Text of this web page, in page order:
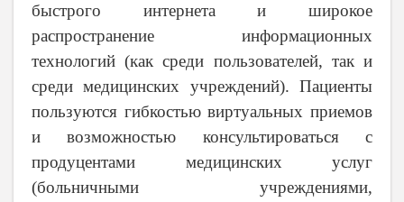
быстрого интернета и широкое
распространение информационных
технологий (как среди пользователей, так и
среди медицинских учреждений). Пациенты
пользуются гибкостью виртуальных приемов
и возможностью консультироваться с
продуцентами медицинских услуг
(больничными учреждениями,